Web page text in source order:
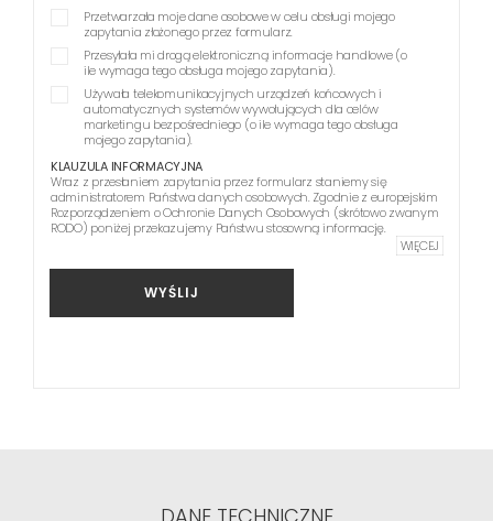
Przetwarzała moje dane osobowe w celu obsługi mojego
zapytania złożonego przez formularz.
Przesyłała mi drogą elektroniczną informacje handlowe (o
ile wymaga tego obsługa mojego zapytania).
Używała telekomunikacyjnych urządzeń końcowych i
automatycznych systemów wywołujących dla celów
marketingu bezpośredniego (o ile wymaga tego obsługa
mojego zapytania).
KLAUZULA INFORMACYJNA
Wraz z przesłaniem zapytania przez formularz staniemy się
administratorem Państwa danych osobowych. Zgodnie z europejskim
Rozporządzeniem o Ochronie Danych Osobowych (skrótowo zwanym
RODO) poniżej przekazujemy Państwu stosowną informację.
WIĘCEJ
WYŚLIJ